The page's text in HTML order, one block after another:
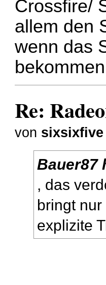
Crossfire/
allem den
wenn das
Re:
von sixsixfive
Bauer87
, das
bringt
explizite